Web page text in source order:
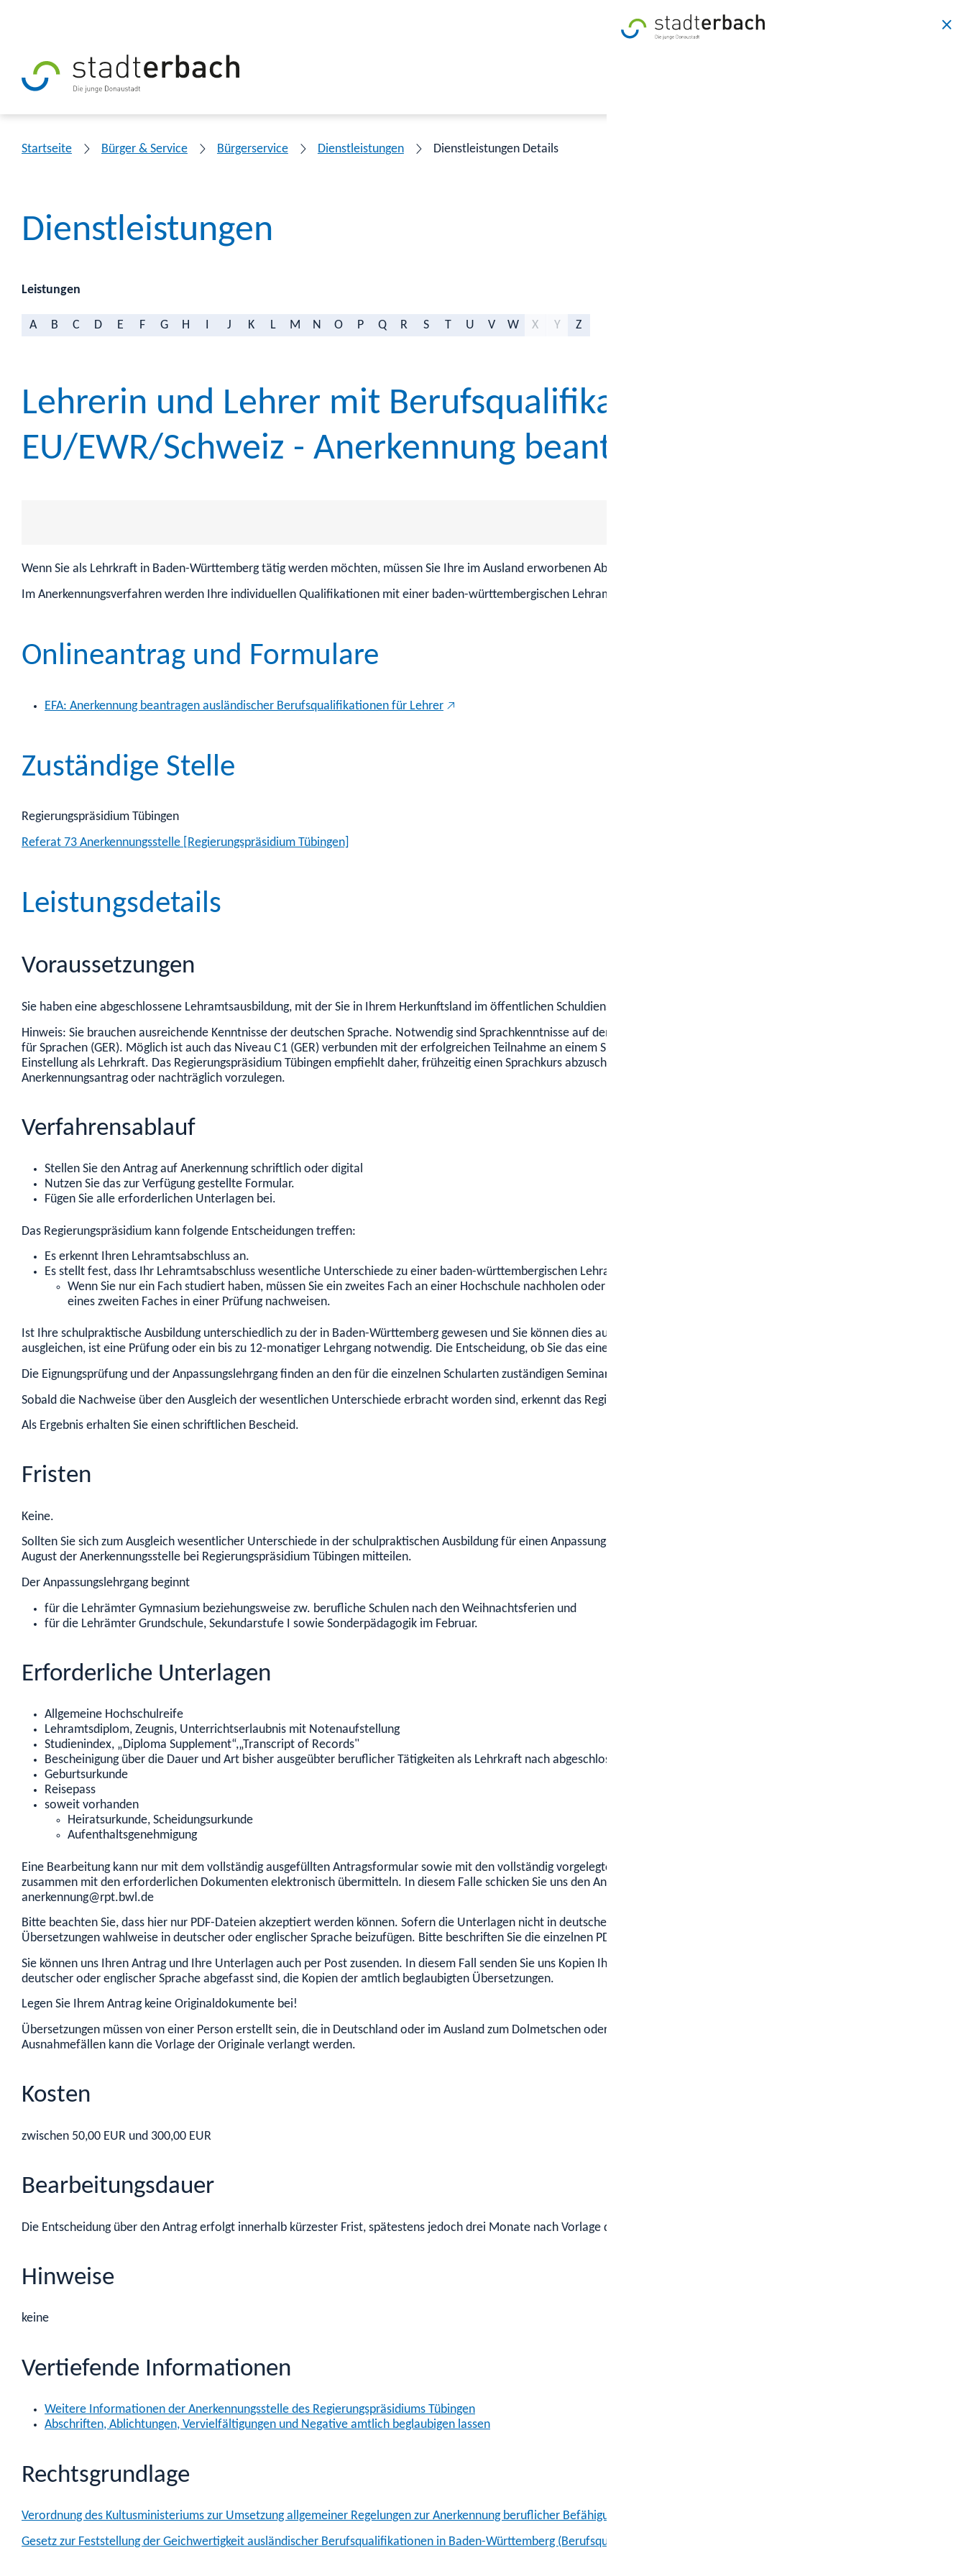
Startseite Bürger & Service Bürgerservice Dienstleistungen Dienstleistungen Details
Dienstleistungen
Leistungen
A B C D E F G H J K L M N O P Q R S T U V W X Y Z
Lehrerin und Lehrer mit Berufsqualifikation aus
EU/EWR/Schweiz - Anerkennung beantragen
Wenn Sie als Lehrkraft in Baden-Württemberg tätig werden möchten, müssen Sie Ihre im Ausland erworbenen Abschlüsse vorher anerkennen lassen.
Im Anerkennungsverfahren werden Ihre individuellen Qualifi­kationen mit einer baden-württembergischen Lehramtsausbildung verglichen.
Onlineantrag und Formulare
EFA: Anerkennung beantragen ausländischer Berufsqualifikationen für Lehrer
Zuständige Stelle
Regierungspräsidium Tübingen
Referat 73 Anerkennungsstelle [Regierungspräsidium Tübingen]
Leistungsdetails
Voraussetzungen
Sie haben eine abgeschlossene Lehramtsausbildung, mit der Sie in Ihrem Herkunftsland im öffentlichen Schuldienst arbeiten dürfen.
Hinweis: Sie brauchen ausreichende Kenntnisse der deutschen Sprache. Notwendig sind Sprachkenntnisse auf dem Niveau C2 des Gemeinsamen Europäischen Referenzrahmen
für Sprachen (GER). Möglich ist auch das Niveau C1 (GER) verbunden mit der erfolgreichen Teilnahme an einem Sprachkolloquium. Dies ist eine Voraussetzung für die die
Einstellung als Lehrkraft. Das Regierungspräsidium Tübingen empfiehlt daher, frühzeitig einen Sprachkurs abzuschließen und ein entsprechendes Dokument mit dem
Anerkennungsantrag oder nachträglich vorzulegen.
Verfahrensablauf
Stellen Sie den Antrag auf Anerkennung schriftlich oder digital
Nutzen Sie das zur Verfügung gestellte Formular.
Fügen Sie alle erforderlichen Unterlagen bei.
Das Regierungspräsidium kann folgende Entscheidungen treffen:
Es erkennt Ihren Lehramtsabschluss an.
Es stellt fest, dass Ihr Lehramtsabschluss wesentliche Unterschiede zu einer baden-württembergischen Lehramtsbefähigung aufweist:
Wenn Sie nur ein Fach studiert haben, müssen Sie ein zweites Fach an einer Hochschule nachholen oder die Kenntnis der wissenschaftlichen und didaktischen Inhalte
eines zweiten Faches in einer Prüfung nachweisen.
Ist Ihre schulpraktische Ausbildung unterschiedlich zu der in Baden-Württemberg gewesen und Sie können dies auch nicht durch Berufserfahrung im Umfang von drei Jahren
ausgleichen, ist eine Prüfung oder ein bis zu 12-monatiger Lehrgang notwendig. Die Entscheidung, ob Sie das eine oder das andere machen, treffen Sie.
Die Eignungsprüfung und der Anpassungslehrgang finden an den für die einzelnen Schularten zuständigen Seminaren für Ausbildung und Fortbildung der Lehrkräfte statt.
Sobald die Nachweise über den Ausgleich der wesentlichen Unterschiede erbracht worden sind, erkennt das Regierungspräsidium Ihren Lehramtsabschluss als gleichwertig an.
Als Ergebnis erhalten Sie einen schriftlichen Bescheid.
Fristen
Keine.
Sollten Sie sich zum Ausgleich wesentlicher Unterschiede in der schulpraktischen Ausbildung für einen Anpassungslehrgang entscheiden, müssen Sie dies bis jeweils spätestens 1.
August der Anerkennungsstelle bei Regierungspräsidium Tübingen mitteilen.
Der Anpassungslehrgang beginnt
für die Lehrämter Gymnasium beziehungsweise zw. berufliche Schulen nach den Weihnachtsferien und
für die Lehrämter Grundschule, Sekundarstufe I sowie Sonderpädagogik im Februar.
Erforderliche Unterlagen
Allgemeine Hochschulreife
Lehramtsdiplom, Zeugnis, Unterrichtserlaubnis mit Notenaufstellung
Studienindex, „Diploma Supplement“,„Transcript of Records"
Bescheinigung über die Dauer und Art bisher ausgeübter beruflicher Tätigkeiten als Lehrkraft nach abgeschlossener Lehrerausbildung
Geburtsurkunde
Reisepass
soweit vorhanden
Heiratsurkunde, Scheidungsurkunde
Aufenthaltsgenehmigung
Eine Bearbeitung kann nur mit dem vollständig ausgefüllten Antragsformular sowie mit den vollständig vorgelegten Unterlagen erfolgen. Gerne können Sie uns Ihren Antrag
zusammen mit den erforderlichen Dokumenten elektronisch übermitteln. In diesem Falle schicken Sie uns den Antrag mit den oben genannten Dokumenten
anerkennung@rpt.bwl.de
Bitte beachten Sie, dass hier nur PDF-Dateien akzeptiert werden können. Sofern die Unterlagen nicht in deutscher oder englischer Sprache ausgestellt wurden, sind
Übersetzungen wahlweise in deutscher oder englischer Sprache beizufügen. Bitte beschriften Sie die einzelnen PDFs mit einer Bezeichnung des jeweiligen Inhalts.
Sie können uns Ihren Antrag und Ihre Unterlagen auch per Post zusenden. In diesem Fall senden Sie uns Kopien Ihrer Originaldokumente und, sofern die Unterlagen nicht in
deutscher oder englischer Sprache abgefasst sind, die Kopien der amtlich beglaubigten Übersetzungen.
Legen Sie Ihrem Antrag keine Originaldokumente bei!
Übersetzungen müssen von einer Person erstellt sein, die in Deutschland oder im Ausland zum Dolmetschen oder Übersetzen öffentlich bestellt
Ausnahmefällen kann die Vorlage der Originale verlangt werden.
Kosten
zwischen 50,00 EUR und 300,00 EUR
Bearbeitungsdauer
Die Entscheidung über den Antrag erfolgt innerhalb kürzester Frist, spätestens jedoch drei Monate nach Vorlage der vollständigen Unterlagen.
Hinweise
keine
Vertiefende Informationen
Weitere Informationen der Anerkennungsstelle des Regierungspräsidiums Tübingen
Abschriften, Ablichtungen, Vervielfältigungen und Negative amtlich beglaubigen lassen
Rechtsgrundlage
Verordnung des Kultusministeriums zur Umsetzung allgemeiner Regelungen zur Anerkennung beruflicher Befähigungsnachweise für Lehrerberufe (
Gesetz zur Feststellung der Geichwertigkeit ausländischer Berufsqualifikationen in Baden-Württemberg (Berufsqualifikationsfeststellungsgesetz Baden-Württemberg -BQFG-BW)